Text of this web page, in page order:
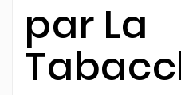
par La